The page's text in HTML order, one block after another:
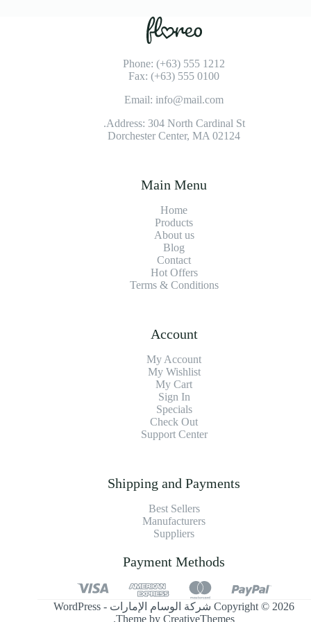
Phone: (+63) 555 1212
Fax: (+63) 555 0100
Email: info@mail.com
Address: 304 North Cardinal St.
Dorchester Center, MA 02124
Main Menu
Home
Products
About us
Blog
Contact
Hot Offers
Terms & Conditions
Account
My Account
My Wishlist
My Cart
Sign In
Specials
Check Out
Support Center
Shipping and Payments
Best Sellers
Manufacturers
Suppliers
Payment Methods
Copyright © 2026 شركة الوسام الإمارات - WordPress
Theme byCreativeThemes
.